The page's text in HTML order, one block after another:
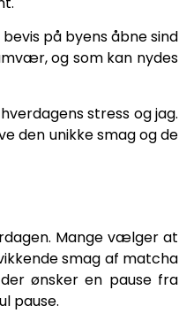
på byens åbne sind
og som kan nydes
stress og jag.
den unikke smag og de
Mange vælger at
smag af matcha
ønsker en pause fra
pause.